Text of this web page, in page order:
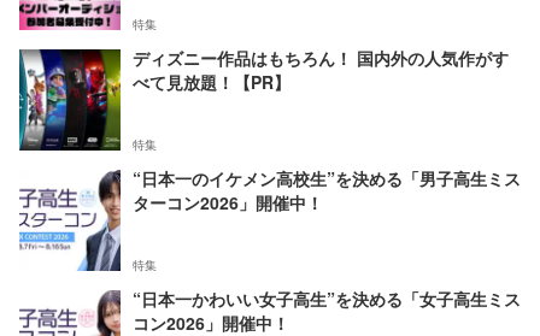
特集
ディズニー作品はもちろん！ 国内外の人気作がす
べて見放題！【PR】
特集
“日本一のイケメン高校生”を決める「男子高生ミス
ターコン2026」開催中！
特集
“日本一かわいい女子高生”を決める「女子高生ミス
コン2026」開催中！